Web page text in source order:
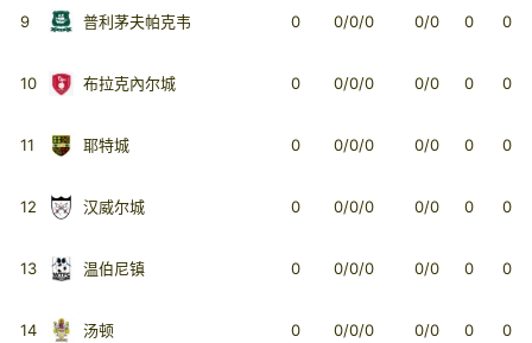
9 普利茅夫帕克韦 0 0/0/0 0/0 0 0
10 布拉克內尔城 0 0/0/0 0/0 0 0
11 耶特城 0 0/0/0 0/0 0 0
12 汉威尔城 0 0/0/0 0/0 0 0
13 温伯尼镇 0 0/0/0 0/0 0 0
14 汤顿 0 0/0/0 0/0 0 0